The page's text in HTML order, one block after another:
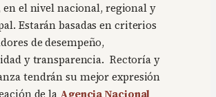
en el nivel nacional, regional y
Estarán basadas en criterios
de desempeño,
y transparencia. Rectoría y
tendrán su mejor expresión
de la Agencia Nacional